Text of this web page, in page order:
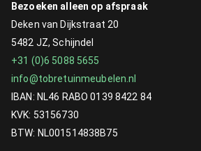
Bezoeken alleen op afspraak
Deken van Dijkstraat 20
5482 JZ, Schijndel
+31 (0)6 5088 5655
info@tobretuinmeubelen.nl
IBAN: NL46 RABO 0139 8422 84
KVK: 53156730
BTW: NL001514838B75